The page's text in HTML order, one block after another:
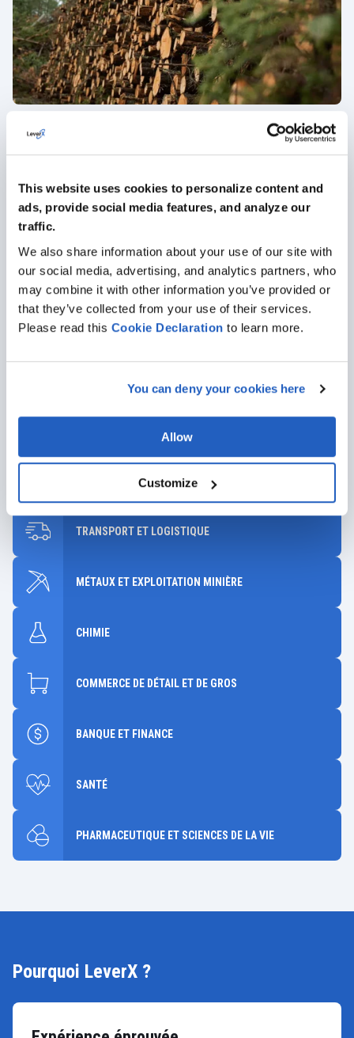
This website uses cookies to personalize content and
ads, provide social media features, and analyze our
traffic.
We also share information about your use of our site with
our social media, advertising, and analytics partners, who
may combine it with other information you’ve provided or
that they’ve collected from your use of their services.
Please read this Cookie Declaration to learn more.
You can deny your cookies here
Allow
Customize
Transition vers SAP Ariba Cloud pour un
grand fabricant de produits forestiers
LeverX a transféré les processus d'approvisionnement
du client d'un système existant à SAP Ariba Cloud et l'a
intégré à l'environnement ERP existant.
Secteurs que nous servons
En tirant parti de notre expérience avec SAP et de notre
solutions qui généreront une valeur significative et durable pour
FABRICATION INDUSTRIELLE
TRANSPORT ET LOGISTIQUE
MÉTAUX ET EXPLOITATION MINIÈRE
CHIMIE
COMMERCE DE DÉTAIL ET DE GROS
BANQUE ET FINANCE
SANTÉ
PHARMACEUTIQUE ET SCIENCES DE LA VIE
Pourquoi LeverX ?